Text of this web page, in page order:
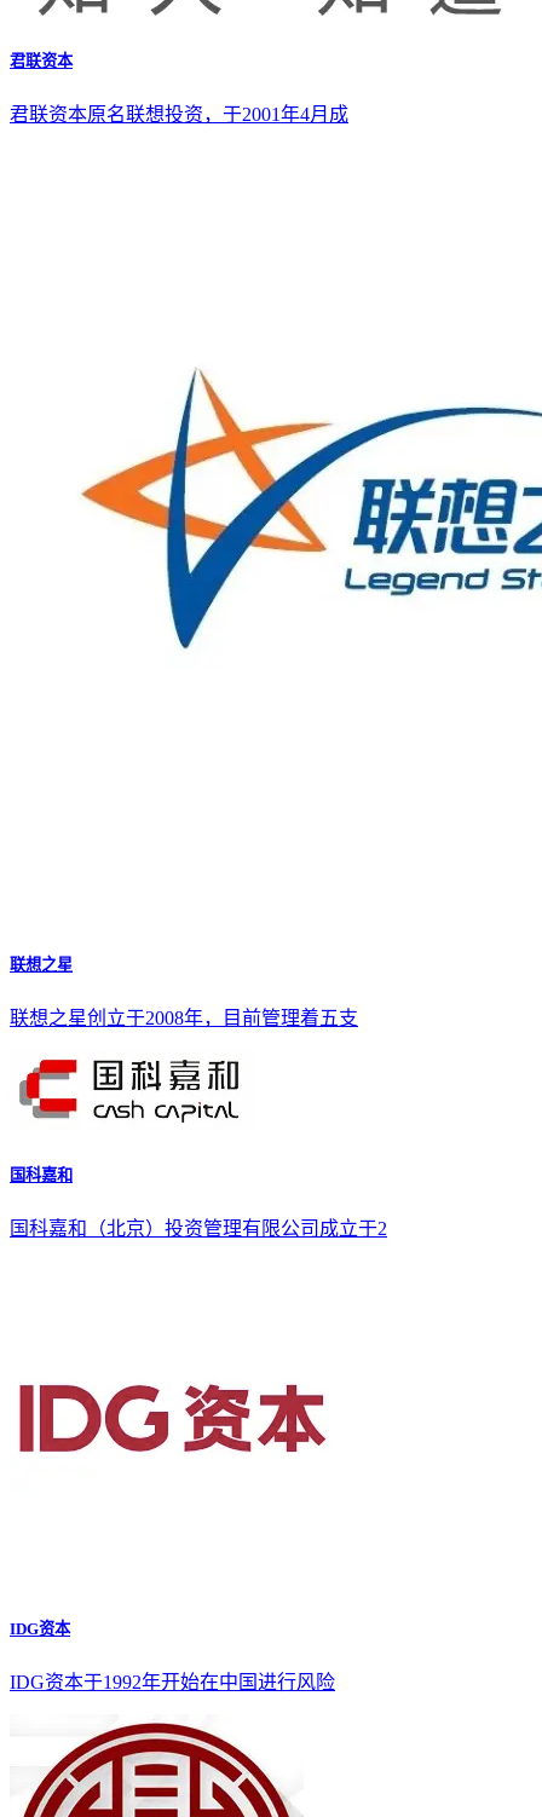
君联资本
君联资本原名联想投资，于2001年4月成
联想之星
联想之星创立于2008年，目前管理着五支
国科嘉和
国科嘉和（北京）投资管理有限公司成立于2
IDG资本
IDG资本于1992年开始在中国进行风险